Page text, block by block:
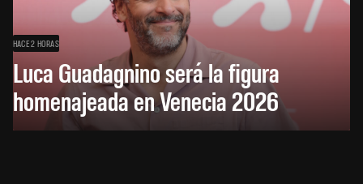
HACE 2 HORAS
Luca Guadagnino será la figura
homenajeada en Venecia 2026